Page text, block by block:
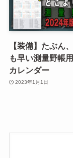
【装備】たぶん
も早い測量野帳
カレンダー
2023年1月1日